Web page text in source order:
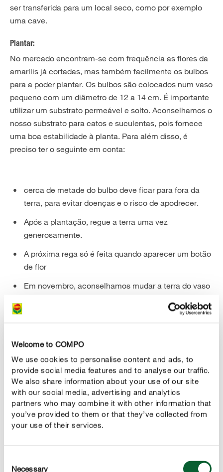
Welcome to COMPO
We use cookies to personalise content and ads, to
provide social media features and to analyse our traffic.
We also share information about your use of our site
with our social media, advertising and analytics
partners who may combine it with other information that
you’ve provided to them or that they’ve collected from
your use of their services.
Necessary
ser transferida para um local seco, como por exemplo
uma cave.
Plantar:
No mercado encontram-se com frequência as flores da
amarílis já cortadas, mas também facilmente os bulbos
para a poder plantar. Os bulbos são colocados num vaso
pequeno com um diâmetro de 12 a 14 cm. É importante
utilizar um substrato permeável e solto. Aconselhamos o
nosso substrato para catos e suculentas, pois fornece
uma boa estabilidade à planta. Para além disso, é
preciso ter o seguinte em conta:
cerca de metade do bulbo deve ficar para fora da
terra, para evitar doenças e o risco de apodrecer.
Após a plantação, regue a terra uma vez
generosamente.
A próxima rega só é feita quando aparecer um botão
de flor
Em novembro, aconselhamos mudar a terra do vaso
A nossa dica
propagação da planta, mas é preciso um par de anos